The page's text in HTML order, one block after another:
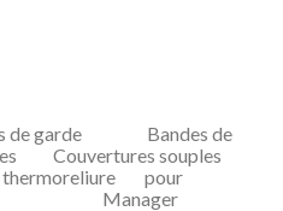
de garde Bandes de
Couvertures souples
thermoreliure pour
Manager